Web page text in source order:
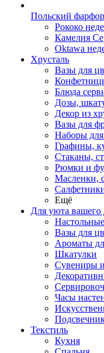
Польский
Рококо
Камелия
Oktawa
Хрусталь
Вазы для
Блюда
Дозы,
Декор из
Вазы для
Наборы
Графины,
Стаканы,
Рюмки и
Масленки,
Ещё
Для уюта вашего
Вазы для
Ароматы
Шкатулки
Сувениры
Часы
Текстиль
Кухня